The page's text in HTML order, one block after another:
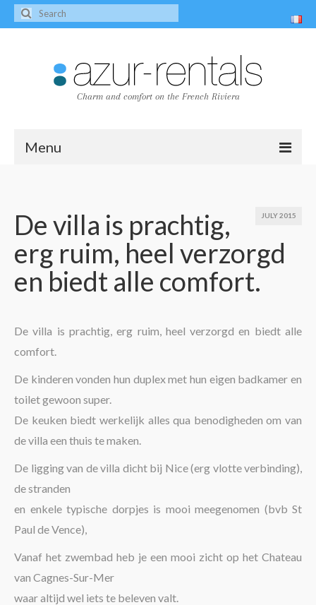
Charm and comfort on the French Riviera
Menu
The villas
Villa Peire-Long
Villa Pagnol
The region
JULY 2015
De villa is prachtig,
erg ruim, heel verzorgd
en biedt alle comfort.
De villa is prachtig, erg ruim, heel verzorgd en biedt alle
comfort.
De kinderen vonden hun duplex met hun eigen badkamer en
toilet gewoon super.
De keuken biedt werkelijk alles qua benodigheden om van
de villa een thuis te maken.
De ligging van de villa dicht bij Nice (erg vlotte verbinding),
de stranden
en enkele typische dorpjes is mooi meegenomen (bvb St
Paul de Vence),
Vanaf het zwembad heb je een mooi zicht op het Chateau
van Cagnes-Sur-Mer
waar altijd wel iets te beleven valt.